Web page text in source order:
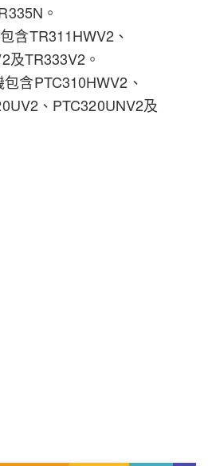
。
含TR311HWV2、
及TR333V2。
含PTC310HWV2、
、PTC320UNV2及